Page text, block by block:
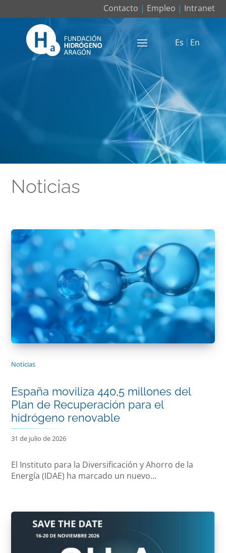
Contacto | Empleo | Intranet
Es En
Noticias
Noticias
España moviliza 440,5 millones del
Plan de Recuperación para el
hidrógeno renovable
31 de julio de 2026
El Instituto para la Diversificación y Ahorro de la
Energía (IDAE) ha marcado un nuevo...